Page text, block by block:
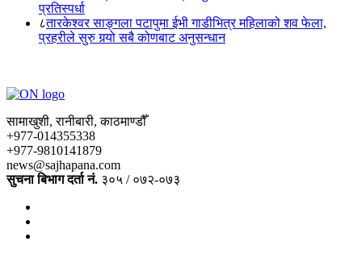
प्रतिस्पर्धा
८तारकेश्वर साङ्गला पटापुमा ईभी गाडीभित्र महिलाको शव फेला,
प्रहरीले सुरु गर्‍यो सबै कोणबाट अनुसन्धान
सामाखुशी, रानीबारी, काठमाण्डौँ
+977-014355338
+977-9810141879
news@sajhapana.com
सुचना बिभाग दर्ता नं. ३०५ / ०७२-०७३